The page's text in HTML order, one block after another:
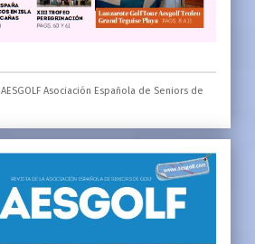
AESGOLF Asociación Española de Seniors de